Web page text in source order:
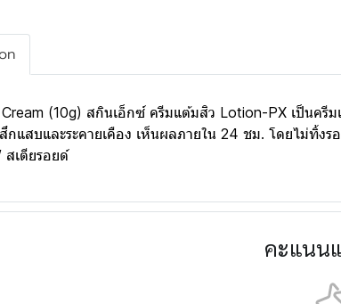
(10g) สกินเอ็กซ์ ครีมแต้มสิว Lotion-PX เป็นค
แสบและระคายเคือง เห็นผลภายใน 24 ชม. โดยไม่ทิ้ง
เตียรอยด์
คะแนน